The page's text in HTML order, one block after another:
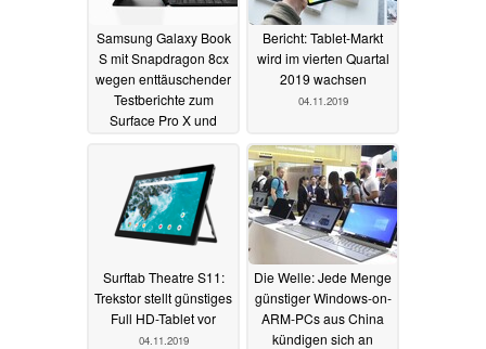
Samsung Galaxy Book
S mit Snapdragon 8cx
wegen enttäuschender
Testberichte zum
Surface Pro X und
06.11.2019
Bericht: Tablet-Markt
wird im vierten Quartal
2019 wachsen
04.11.2019
Surftab Theatre S11:
Trekstor stellt günstiges
Full HD-Tablet vor
04.11.2019
Die Welle: Jede Menge
günstiger Windows-on-
ARM-PCs aus China
kündigen sich an